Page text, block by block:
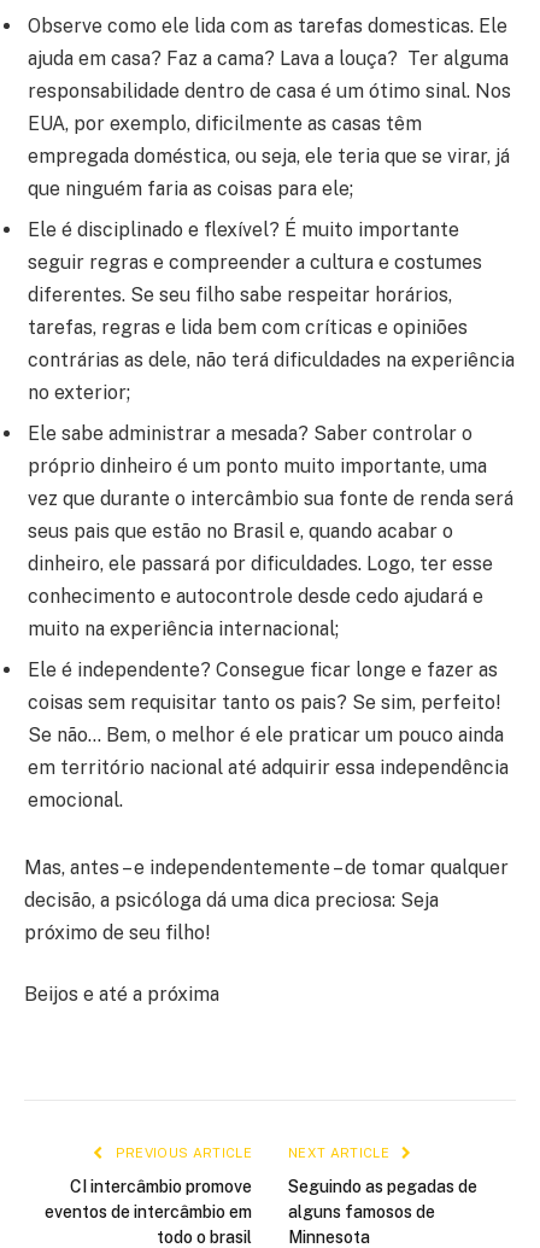
Observe como ele lida com as tarefas domesticas. Ele
ajuda em casa? Faz a cama? Lava a louça? Ter alguma
responsabilidade dentro de casa é um ótimo sinal. Nos
EUA, por exemplo, dificilmente as casas têm
empregada doméstica, ou seja, ele teria que se virar, já
que ninguém faria as coisas para ele;
Ele é disciplinado e flexível? É muito importante
seguir regras e compreender a cultura e costumes
diferentes. Se seu filho sabe respeitar horários,
tarefas, regras e lida bem com críticas e opiniões
contrárias as dele, não terá dificuldades na experiência
no exterior;
Ele sabe administrar a mesada? Saber controlar o
próprio dinheiro é um ponto muito importante, uma
vez que durante o intercâmbio sua fonte de renda será
seus pais que estão no Brasil e, quando acabar o
dinheiro, ele passará por dificuldades. Logo, ter esse
conhecimento e autocontrole desde cedo ajudará e
muito na experiência internacional;
Ele é independente? Consegue ficar longe e fazer as
coisas sem requisitar tanto os pais? Se sim, perfeito!
Se não… Bem, o melhor é ele praticar um pouco ainda
em território nacional até adquirir essa independência
emocional.
Mas, antes – e independentemente – de tomar qualquer
decisão, a psicóloga dá uma dica preciosa: Seja
próximo de seu filho!
Beijos e até a próxima
PREVIOUS ARTICLE
CI intercâmbio promove
eventos de intercâmbio em
todo o brasil
NEXT ARTICLE
Seguindo as pegadas de
alguns famosos de
Minnesota